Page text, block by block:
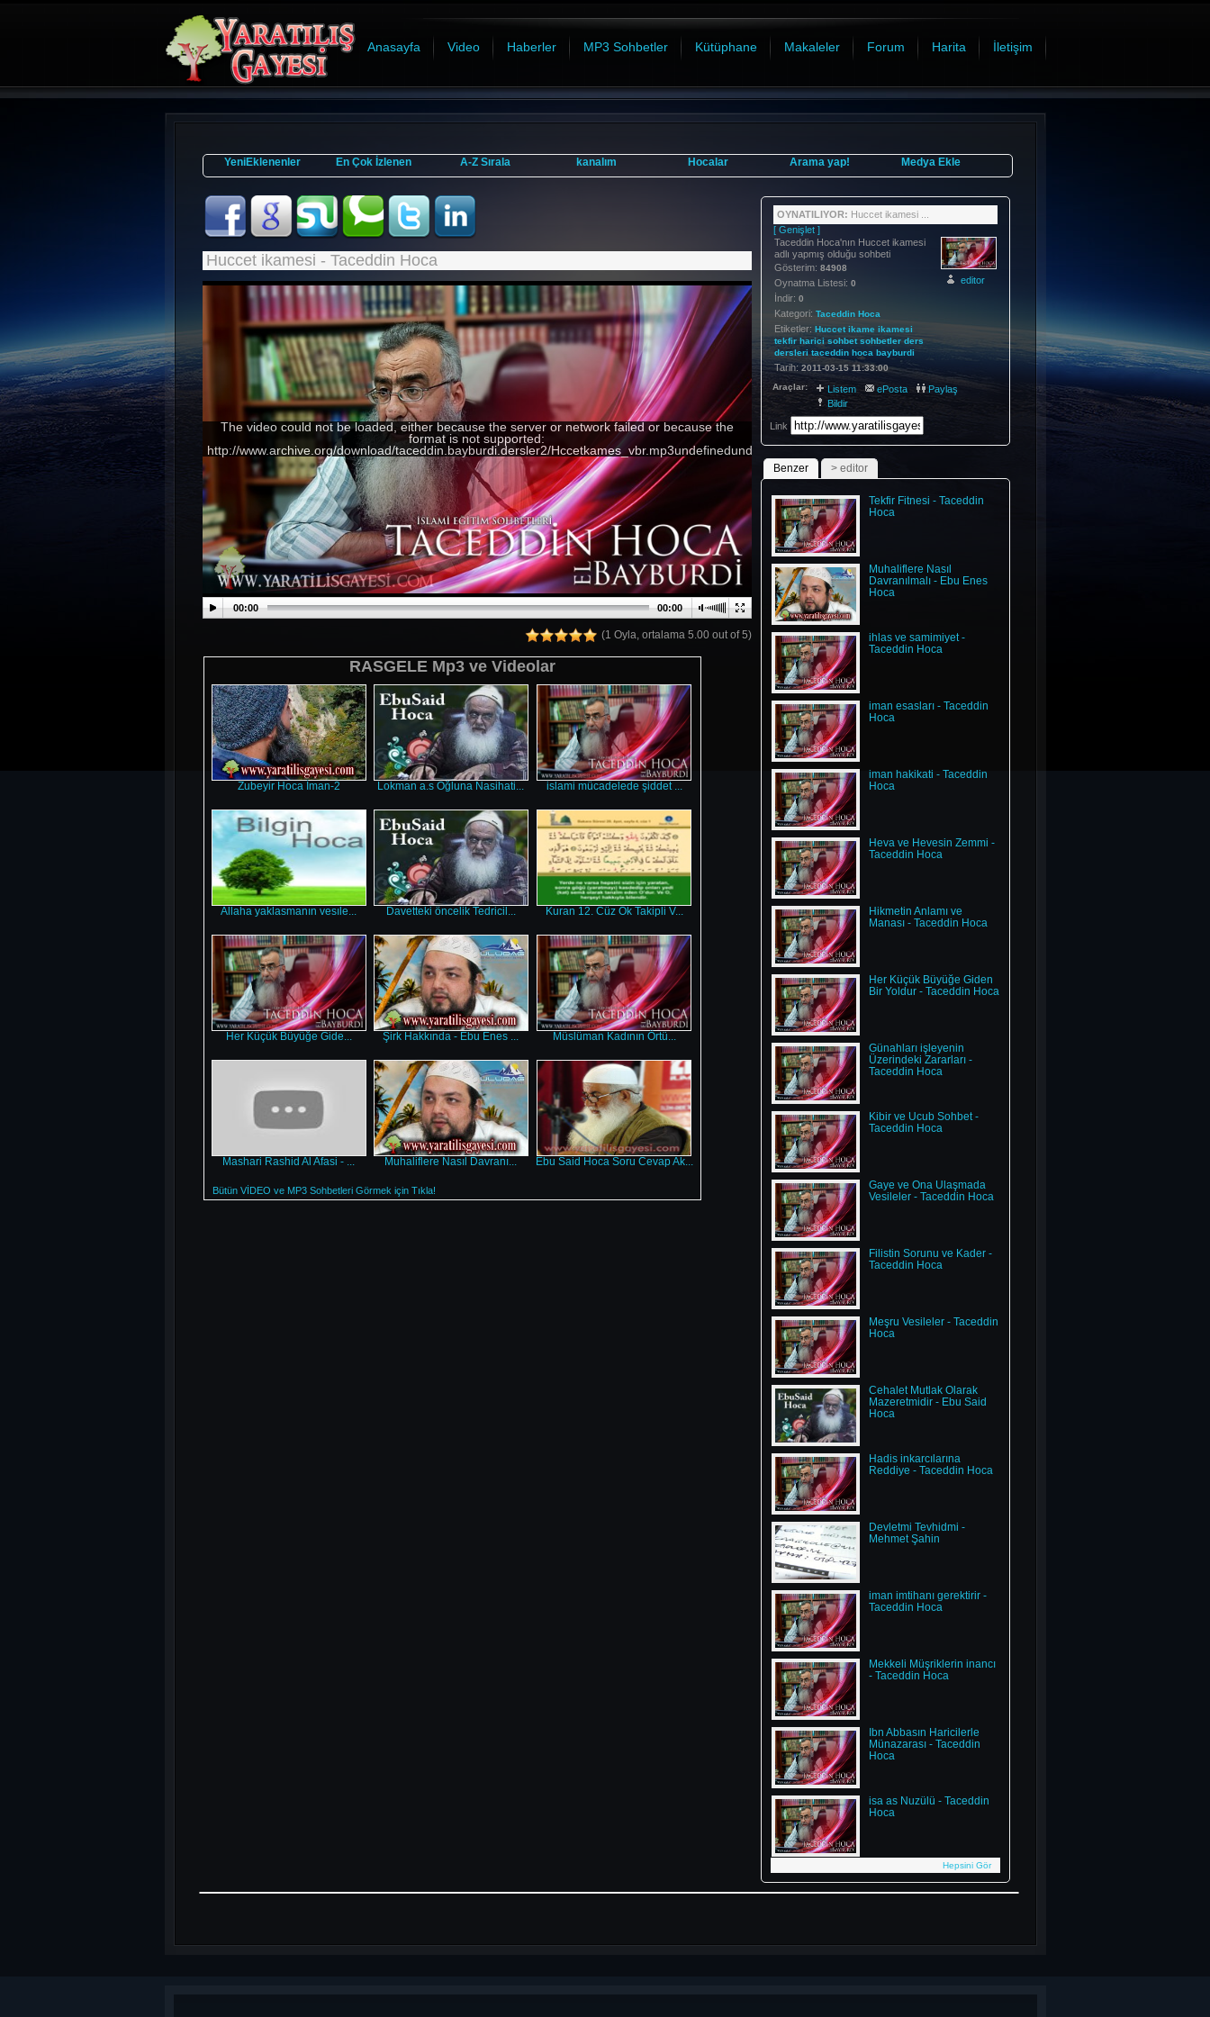
Anasayfa Video Haberler MP3 Sohbetler Kütüphane Makaleler Forum Harita İletişim
YeniEklenenler En Çok İzlenen A-Z Sırala kanalım Hocalar Arama yap! Medya Ekle
Huccet ikamesi - Taceddin Hoca
The video could not be loaded, either because the server or network failed or because the
format is not supported:
http://www.archive.org/download/taceddin.bayburdi.dersler2/
00:00 00:00
(1 Oyla, ortalama 5.00 out of 5)
RASGELE Mp3 ve Videolar
Zubeyir Hoca İman-2 Lokman a.s Oğluna Nasihati... islami mücadelede şiddet ...
Allaha yaklasmanın vesıle... Davetteki öncelik Tedricil... Kuran 12. Cüz Ok Takipli V...
Her Küçük Büyüğe Gide... Şirk Hakkında - Ebu Enes ... Müslüman Kadının Örtü...
Mashari Rashid Al Afasi - ... Muhaliflere Nasıl Davranı... Ebu Said Hoca Soru Cevap Ak...
Bütün VİDEO ve MP3 Sohbetleri Görmek için Tıkla!
OYNATILIYOR: Huccet ikamesi ...
[ Genişlet ]
Taceddin Hoca'nın Huccet ikamesi
adlı yapmış olduğu sohbeti
Gösterim: 84908
Oynatma Listesi: 0
İndir: 0
Kategori: Taceddin Hoca
Etiketler: Huccet ikame ikamesi
tekfir harici sohbet sohbetler ders
dersleri taceddin hoca bayburdi
Tarih: 2011-03-15 11:33:00
editor
Araçlar: Listem ePosta
Paylaş
Bildir
Link
Benzer > editor
Tekfir Fitnesi - Taceddin
Hoca
Muhaliflere Nasıl
Davranılmalı - Ebu Enes
Hoca
ihlas ve samimiyet -
Taceddin Hoca
iman esasları - Taceddin
Hoca
iman hakikati - Taceddin
Hoca
Heva ve Hevesin Zemmi -
Taceddin Hoca
Hikmetin Anlamı ve
Manası - Taceddin Hoca
Her Küçük Büyüğe Giden
Bir Yoldur - Taceddin Hoca
Günahları işleyenin
Üzerindeki Zararları -
Taceddin Hoca
Kibir ve Ucub Sohbet -
Taceddin Hoca
Gaye ve Ona Ulaşmada
Vesileler - Taceddin Hoca
Filistin Sorunu ve Kader -
Taceddin Hoca
Meşru Vesileler - Taceddin
Hoca
Cehalet Mutlak Olarak
Mazeretmidir - Ebu Said
Hoca
Hadis inkarcılarına
Reddiye - Taceddin Hoca
Devletmi Tevhidmi -
Mehmet Şahin
iman imtihanı gerektirir -
Taceddin Hoca
Mekkeli Müşriklerin inancı
- Taceddin Hoca
İbn Abbasın Haricilerle
Münazarası - Taceddin
Hoca
isa as Nuzülü - Taceddin
Hoca
Hepsini Gör